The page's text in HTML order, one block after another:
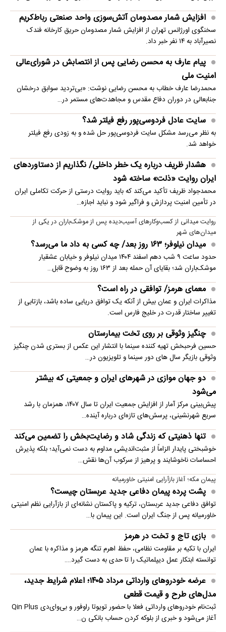
افزایش شمار مصدومان آتش‌سوزی واحد صنعتی رباط‌کریم
سخنگوی اورژانس تهران از افزایش شمار مصدومان حریق کارخانه فندک
نصیرآباد به ۱۴ نفر خبر داد.
پیام عارف به محسن رضایی پس از انتصابش در شورای‌عالی
امنیت ملی
محمدرضا عارف خطاب به محسن رضایی نوشت: «بی‌تردید سوابق درخشان
جنابعالی در دوران دفاع مقدس و مجاهدت‌های مستمر در…
سایت عادل فردوسی‌پور رفع فیلتر شد؟
به نظر می‌رسد مشکل سایت فردوسی‌پور حل شده و به زودی رفع فیلتر
خواهد شد.
هشدار ظریف درباره یک خطر داخلی/ نگذاریم از دستاوردهای
ایران روایت «ذلت» ساخته شود
محمدجواد ظریف تأکید می‌کند که باید روایت درستی از حرکت تکاملی ایران
در تأمین امنیت پردازش و فراگیر شود و نباید اجازه…
روایت میدانی از کسب‌وکارهای آسیب‌دیده پس از موشک‌باران در یکی از
میدان‌های شهر
میدان نیلوفر؛ ۱۶۳ روز بعد/ چه کسی به داد ما می‌رسد؟
حدود ساعت ۹ شب دهم اسفند ۱۴۰۴ میدان نیلوفر و خیابان عشقیار
موشک‌باران شد؛ بقایای آن حمله بعد از ۱۶۳ روز به وضوح قابل…
معمای هرمز/ توافقی در راه است؟
مذاکرات ایران و عمان بیش از آنکه یک توافق دریایی ساده باشد، بازتابی از
تغییر ساختار قدرت در خلیج فارس است.
چنگیز وثوقی بر روی تخت بیمارستان
حسین فرحبخش تهیه کننده سینما با انتشار این عکس از بستری شدن چنگیز
وثوقی بازیگر سال های دور سینما و تلویزیون در…
دو جهان موازی در شهرهای ایران و جمعیتی که بیشتر
می‌شود
پیش‌بینی مرکز آمار از افزایش جمعیت ایران تا سال ۱۴۰۷، همزمان با رشد
سریع شهرنشینی، پرسش‌های تازه‌ای درباره آینده…
تنها ذهنیتی که زندگی شاد و رضایت‌بخش را تضمین می‌کند
خوشبختی پایدار الزاماً از مثبت‌اندیشی مداوم به دست نمی‌آید؛ بلکه پذیرش
احساسات ناخوشایند و پرهیز از سرکوب آن‌ها نقش…
پیمان مکه؛ آغاز بازآرایی امنیتی خاورمیانه
پشت پرده پیمان دفاعی جدید عربستان چیست؟
توافق دفاعی جدید عربستان، ترکیه و پاکستان نشانه‌ای از بازآرایی نظم امنیتی
خاورمیانه پس از جنگ ایران است. این پیمان با…
بازی تاج و تخت در هرمز
ایران با تکیه بر مقاومت نظامی، حفظ اهرم تنگه هرمز و مذاکره با عمان
توانسته ابتکار عمل دیپلماتیک را تا حدی به دست گیرد.…
عرضه خودروهای وارداتی مرداد ۱۴۰۵؛ اعلام شرایط جدید،
مدل‌های طرح و قیمت قطعی
ثبت‌نام خودروهای وارداتی فعلا با حضور تویوتا راوفور و بی‌وای‌دی Qin Plus
آغاز می‌شود و خبری از بلوکه‌ کردن حساب بانکی ن…